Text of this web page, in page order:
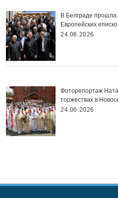
В Белграде прошла
Европейских
24.06.2026
Фоторепортаж
торжествах в
24.06.2026